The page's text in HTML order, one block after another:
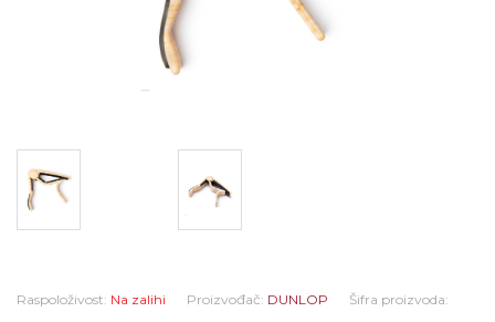
Raspoloživost: Na zalihi Proizvođač: DUNLOP
Šifra proizvoda: